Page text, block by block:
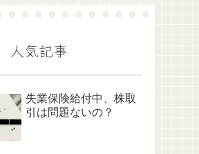
人気記事
失業保険給付中、株取
引は問題ないの？